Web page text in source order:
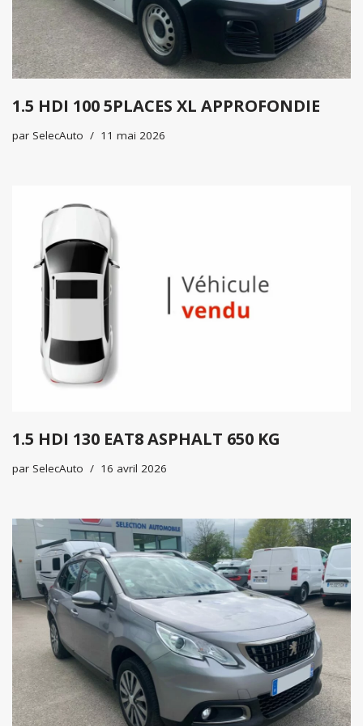
1.5 HDI 100 5PLACES XL APPROFONDIE
par SelecAuto 11 mai 2026
1.5 HDI 130 EAT8 ASPHALT 650 KG
par SelecAuto 16 avril 2026